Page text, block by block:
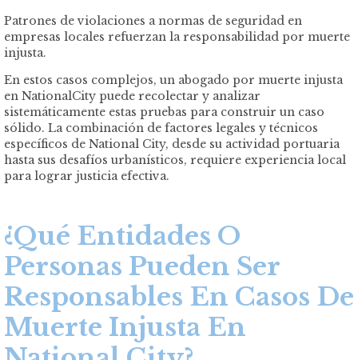
Patrones de violaciones a normas de seguridad en
empresas locales refuerzan la responsabilidad por muerte
injusta.
En estos casos complejos, un abogado por muerte injusta
en NationalCity puede recolectar y analizar
sistemáticamente estas pruebas para construir un caso
sólido. La combinación de factores legales y técnicos
específicos de National City, desde su actividad portuaria
hasta sus desafíos urbanísticos, requiere experiencia local
para lograr justicia efectiva.
¿Qué Entidades O
Personas Pueden Ser
Responsables En Casos De
Muerte Injusta En